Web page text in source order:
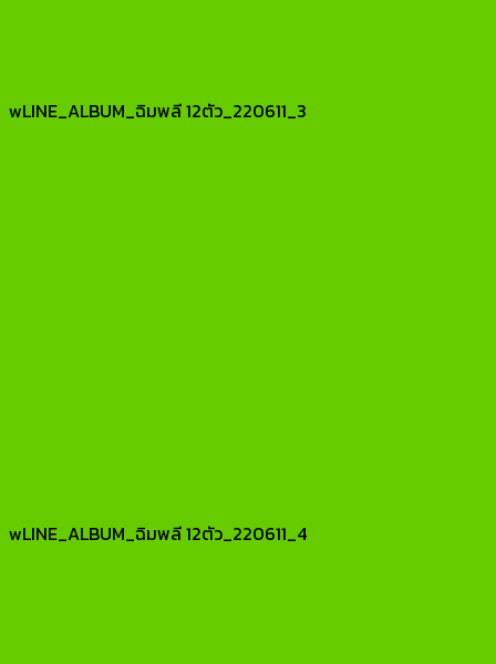
wLINE_ALBUM_ฉิมพลี 12ตัว_220611_3
wLINE_ALBUM_ฉิมพลี 12ตัว_220611_4